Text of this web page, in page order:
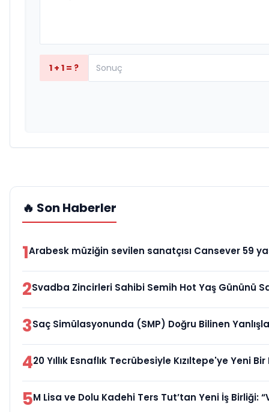
1 + 1 = ?
🔥 Son Haberler
1Arabesk müziğin sevilen sanatçısı Cansever 59
2Svadba Zincirleri Sahibi Semih Hot Yaş Gününü
3Saç Simülasyonunda (SMP) Doğru Bilinen
420 Yıllık Esnaflık Tecrübesiyle Kızıltepe'ye Yeni
5M Lisa ve Dolu Kadehi Ters Tut’tan Yeni İş Birliği: